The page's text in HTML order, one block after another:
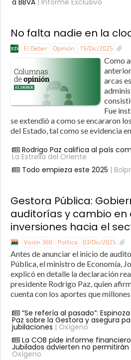
No falta nadie en la
El Deber Opinión 15/Dic/2025
Como
arcas
Fue
se extendió a como se encararon
del Estado, tal como se evidencia
Rodrigo Paz califica al país
La Estrella del Oriente
Todo empieza este 2025 |
Gestora Pública:
auditorías y cambio en
inversiones hacia el
Visión 360 Política 03/Dic/2025
Antes de anunciar el inicio de
Pública, el ministro de Economía,
explicó en detalle la declaración
presidente Rodrigo Paz, quien
cuenta con los aportes que millones
“Se refería al pasado”:
Paz sobre la Gestora y asegura
jubilaciones | Oxígeno
La COB pide informe
Jubilados advierten no
Oxígeno